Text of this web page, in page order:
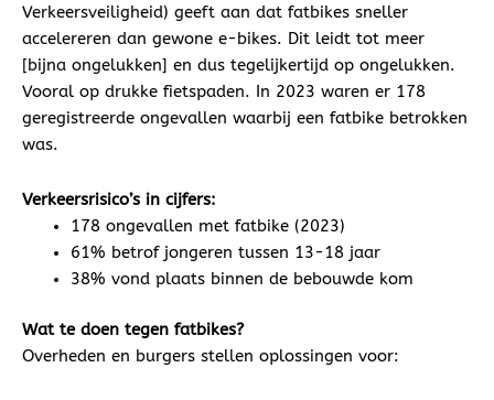
Verkeersveiligheid) geeft aan dat fatbikes sneller
accelereren dan gewone e-bikes. Dit leidt tot meer
[bijna ongelukken] en dus tegelijkertijd op ongelukken.
Vooral op drukke fietspaden. In 2023 waren er 178
geregistreerde ongevallen waarbij een fatbike betrokken
was.
Verkeersrisico’s in cijfers:
178 ongevallen met fatbike (2023)
61% betrof jongeren tussen 13-18 jaar
38% vond plaats binnen de bebouwde kom
Wat te doen tegen fatbikes?
Overheden en burgers stellen oplossingen voor: